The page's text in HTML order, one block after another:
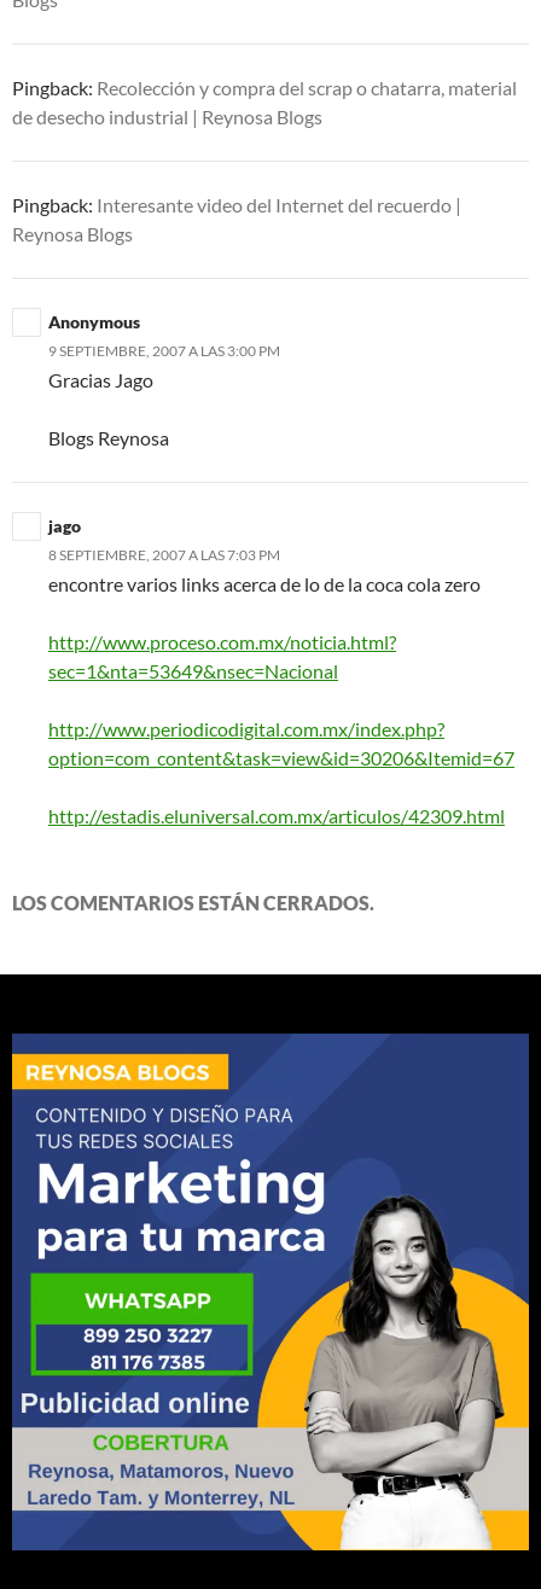
Pingback: Recolección y compra del scrap o chatarra, material
de desecho industrial | Reynosa Blogs
Pingback: Interesante video del Internet del recuerdo |
Reynosa Blogs
Anonymous
9 SEPTIEMBRE, 2007 A LAS 3:00 PM
Gracias Jago
Blogs Reynosa
jago
8 SEPTIEMBRE, 2007 A LAS 7:03 PM
encontre varios links acerca de lo de la coca cola zero
http://www.proceso.com.mx/noticia.html?
sec=1&nta=53649&nsec=Nacional
http://www.periodicodigital.com.mx/index.php?
option=com_content&task=view&id=30206&Itemid=67
http://estadis.eluniversal.com.mx/articulos/42309.html
LOS COMENTARIOS ESTÁN CERRADOS.